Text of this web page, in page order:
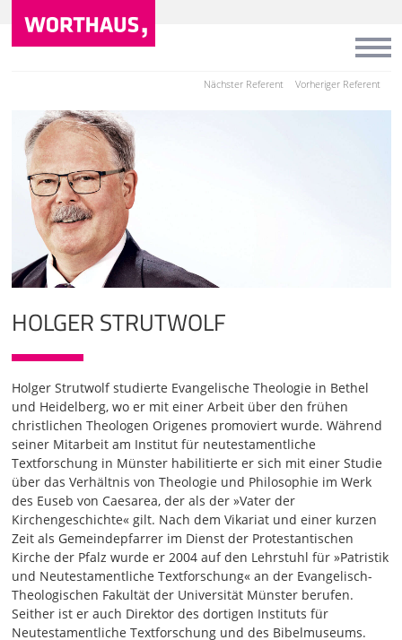
Vorheriger Referent
Nächster Referent
HOLGER STRUTWOLF
Holger Strutwolf studierte Evangelische Theologie in Bethel
und Heidelberg, wo er mit einer Arbeit über den frühen
christlichen Theologen Origenes promoviert wurde. Während
seiner Mitarbeit am Institut für neutestamentliche
Textforschung in Münster habilitierte er sich mit einer Studie
über das Verhältnis von Theologie und Philosophie im Werk
des Euseb von Caesarea, der als der »Vater der
Kirchengeschichte« gilt. Nach dem Vikariat und einer kurzen
Zeit als Gemeindepfarrer im Dienst der Protestantischen
Kirche der Pfalz wurde er 2004 auf den Lehrstuhl für »Patristik
und Neutestamentliche Textforschung« an der Evangelisch-
Theologischen Fakultät der Universität Münster berufen.
Seither ist er auch Direktor des dortigen Instituts für
Neutestamentliche Textforschung und des Bibelmuseums.